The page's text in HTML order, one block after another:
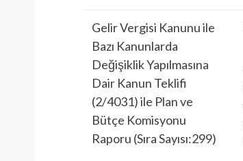
Gelir Vergisi Kanunu ile
Bazı Kanunlarda
Değişiklik Yapılmasına
Dair Kanun Teklifi
(2/4031) ile Plan ve
Bütçe Komisyonu
Raporu (Sıra Sayısı:299)